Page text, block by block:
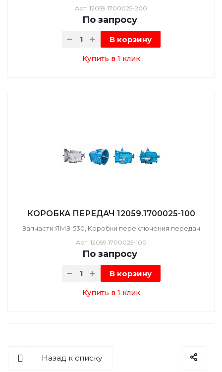
Арт. 12059.1700025-200
По запросу
В корзину
Купить в 1 клик
КОРОБКА ПЕРЕДАЧ 12059.1700025-100
Запчасти ЯМЗ-530, Коробки переключения передач
Арт. 12059.1700025-100
По запросу
В корзину
Купить в 1 клик
Назад к списку